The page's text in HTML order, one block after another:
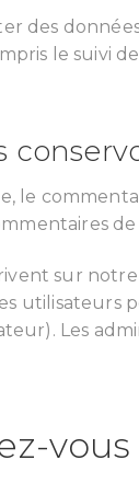
des
le suivi
le
sur
Les